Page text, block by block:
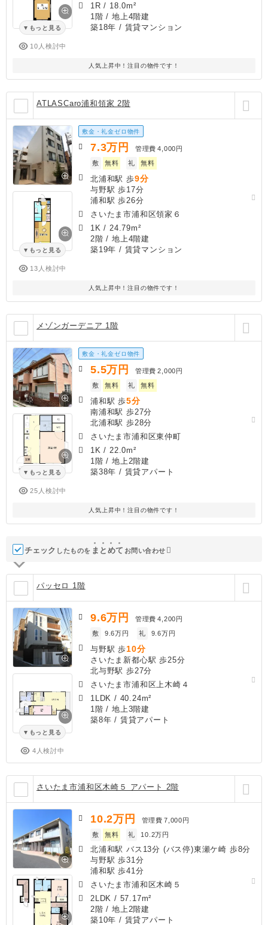
もっと見る
10人検討中
1R / 18.0m²
1階 / 地上4階建
築18年 / 賃貸マンション
人気上昇中！注目の物件です！
ATLASCaro浦和領家 2階
もっと見る
13人検討中
敷金・礼金ゼロ物件
7.3万円 管理費 4,000円
敷
無料 礼 無料
北浦和駅 歩9分
与野駅 歩17分
浦和駅 歩26分
さいたま市浦和区領家６
1K / 24.79m²
2階 / 地上4階建
築19年 / 賃貸マンション
人気上昇中！注目の物件です！
メゾンガーデニア 1階
もっと見る
25人検討中
敷金・礼金ゼロ物件
5.5万円 管理費 2,000円
敷
無料 礼 無料
浦和駅 歩5分
南浦和駅 歩27分
北浦和駅 歩28分
さいたま市浦和区東仲町
1K / 22.0m²
1階 / 地上2階建
築38年 / 賃貸アパート
人気上昇中！注目の物件です！
チェック したものを ま と めて お問い合わせ
パッセロ 1階
もっと見る
4人検討中
9.6万円 管理費 4,200円
敷
9.6万円 礼 9.6万円
与野駅 歩10分
さいたま新都心駅 歩25分
北与野駅 歩27分
さいたま市浦和区上木崎４
1LDK / 40.24m²
1階 / 地上3階建
築8年 / 賃貸アパート
さいたま市浦和区木崎５ アパート 2階
10.2万円 管理費 7,000円
敷
無料 礼 10.2万円
北浦和駅 バス13分 (バス停)東瀬ケ崎 歩8分
与野駅 歩31分
浦和駅 歩41分
さいたま市浦和区木崎５
2LDK / 57.17m²
2階 / 地上2階建
築10年 / 賃貸アパート